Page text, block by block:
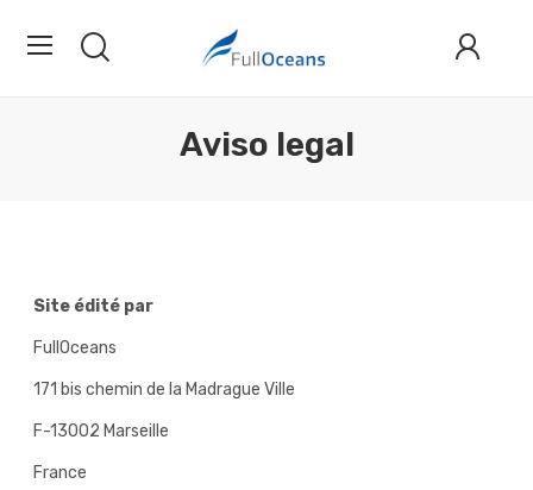
Aviso legal
Site édité par
FullOceans
171 bis chemin de la Madrague Ville
F-13002 Marseille
France